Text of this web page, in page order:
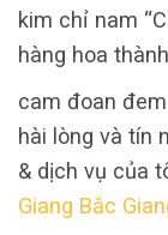
kim chỉ nam
hàng hoa
cam đoan
hài lòng và tín
& dịch vụ của
Giang Bắc